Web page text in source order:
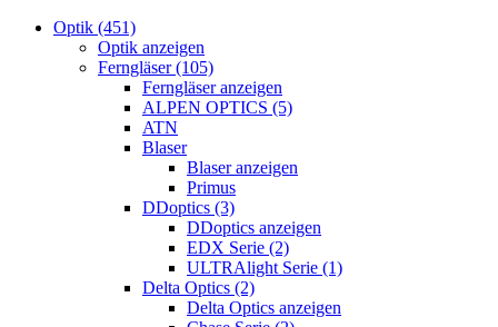
Optik (451)
Optik anzeigen
Ferngläser (105)
Ferngläser anzeigen
ALPEN OPTICS (5)
ATN
Blaser
Blaser anzeigen
Primus
DDoptics (3)
DDoptics anzeigen
EDX Serie (2)
ULTRAlight Serie (1)
Delta Optics (2)
Delta Optics anzeigen